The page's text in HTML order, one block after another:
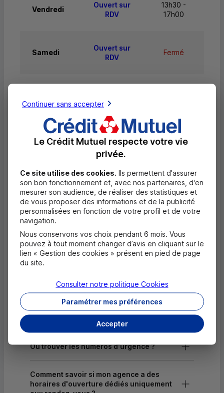
Vendredi
Ouvert sur
RDV
13h30 -
17h00
Samedi
Ouvert sur
RDV
Fermé
Retrait de billets EUR
Dépôt de billets EUR
Dépôt de monnaie EUR
Dépôt de chèques EUR
Equipement pour déficients visuels
Masquer
Questions fréquentes
Quels documents sont nécessaires à
Où trouver les numéros d'urgence ?
Comment savoir si mon agence a des
horaires d'ouverture dédiés uniquement
Continuer sans accepter
Le Crédit Mutuel respecte votre vie
privée.
Ce site utilise des cookies. Ils permettent d'assurer
son bon fonctionnement et, avec nos partenaires, d'en
mesurer son audience, de réaliser des statistiques et
de vous proposer des informations et de la publicité
personnalisées en fonction de votre profil et de votre
navigation.
Nous conservons vos choix pendant 6 mois. Vous
pouvez à tout moment changer d’avis en cliquant sur le
lien « Gestion des cookies » présent en pied de page
du site.
Accepter
Paramétrer mes préférences
Consulter notre politique Cookies